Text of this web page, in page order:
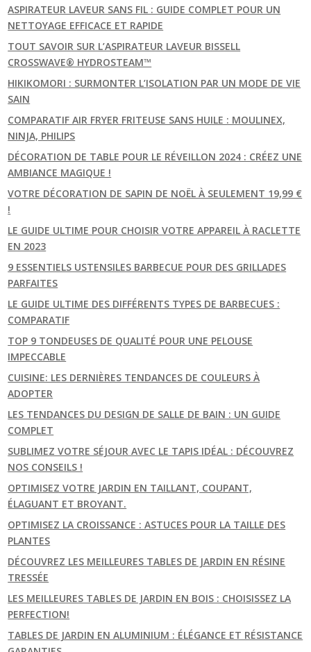
ASPIRATEUR LAVEUR SANS FIL : GUIDE COMPLET POUR UN
NETTOYAGE EFFICACE ET RAPIDE
TOUT SAVOIR SUR L’ASPIRATEUR LAVEUR BISSELL
CROSSWAVE® HYDROSTEAM™
HIKIKOMORI : SURMONTER L’ISOLATION PAR UN MODE DE VIE
SAIN
COMPARATIF AIR FRYER FRITEUSE SANS HUILE : MOULINEX,
NINJA, PHILIPS
DÉCORATION DE TABLE POUR LE RÉVEILLON 2024 : CRÉEZ UNE
AMBIANCE MAGIQUE !
VOTRE DÉCORATION DE SAPIN DE NOËL À SEULEMENT 19,99 €
!
LE GUIDE ULTIME POUR CHOISIR VOTRE APPAREIL À RACLETTE
EN 2023
9 ESSENTIELS USTENSILES BARBECUE POUR DES GRILLADES
PARFAITES
LE GUIDE ULTIME DES DIFFÉRENTS TYPES DE BARBECUES :
COMPARATIF
TOP 9 TONDEUSES DE QUALITÉ POUR UNE PELOUSE
IMPECCABLE
CUISINE: LES DERNIÈRES TENDANCES DE COULEURS À
ADOPTER
LES TENDANCES DU DESIGN DE SALLE DE BAIN : UN GUIDE
COMPLET
SUBLIMEZ VOTRE SÉJOUR AVEC LE TAPIS IDÉAL : DÉCOUVREZ
NOS CONSEILS !
OPTIMISEZ VOTRE JARDIN EN TAILLANT, COUPANT,
ÉLAGUANT ET BROYANT.
OPTIMISEZ LA CROISSANCE : ASTUCES POUR LA TAILLE DES
PLANTES
DÉCOUVREZ LES MEILLEURES TABLES DE JARDIN EN RÉSINE
TRESSÉE
LES MEILLEURES TABLES DE JARDIN EN BOIS : CHOISISSEZ LA
PERFECTION!
TABLES DE JARDIN EN ALUMINIUM : ÉLÉGANCE ET RÉSISTANCE